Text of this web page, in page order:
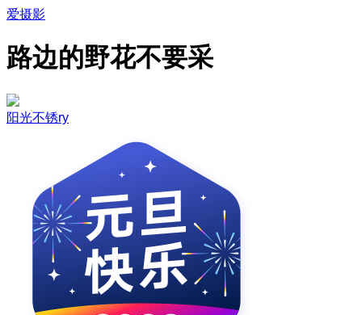
爱摄影
路边的野花不要采
阳光不锈ry